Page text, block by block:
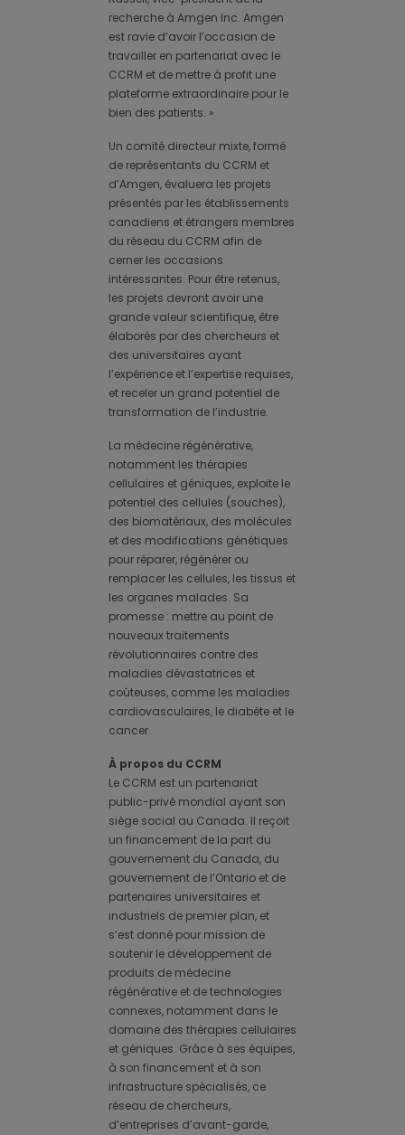
recherche à Amgen Inc. Amgen
est ravie d’avoir l’occasion de
travailler en partenariat avec le
CCRM et de mettre à profit une
plateforme extraordinaire pour le
bien des patients. »
Un comité directeur mixte, formé
de représentants du CCRM et
d’Amgen, évaluera les projets
présentés par les établissements
canadiens et étrangers membres
du réseau du CCRM afin de
cerner les occasions
intéressantes. Pour être retenus,
les projets devront avoir une
grande valeur scientifique, être
élaborés par des chercheurs et
des universitaires ayant
l’expérience et l’expertise requises,
et receler un grand potentiel de
transformation de l’industrie.
La médecine régénérative,
notamment les thérapies
cellulaires et géniques, exploite le
potentiel des cellules (souches),
des biomatériaux, des molécules
et des modifications génétiques
pour réparer, régénérer ou
remplacer les cellules, les tissus et
les organes malades. Sa
promesse : mettre au point de
nouveaux traitements
révolutionnaires contre des
maladies dévastatrices et
coûteuses, comme les maladies
cardiovasculaires, le diabète et le
cancer.
À propos du CCRM
Le CCRM est un partenariat
public-privé mondial ayant son
siège social au Canada. Il reçoit
un financement de la part du
gouvernement du Canada, du
gouvernement de l’Ontario et de
partenaires universitaires et
industriels de premier plan, et
s’est donné pour mission de
soutenir le développement de
produits de médecine
régénérative et de technologies
connexes, notamment dans le
domaine des thérapies cellulaires
et géniques. Grâce à ses équipes,
à son financement et à son
infrastructure spécialisés, ce
réseau de chercheurs,
d’entreprises d’avant-garde,